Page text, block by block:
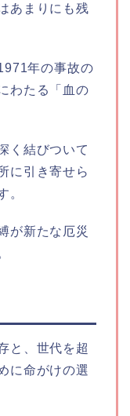
あまりにも残
年の事故の
わたる「血の
く結びついて
に引き寄せら
。
が新たな厄災
と、世代を超
に命がけの選